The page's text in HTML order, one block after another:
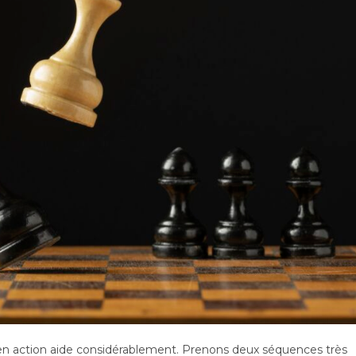
action aide considérablement. Prenons deux séquences très